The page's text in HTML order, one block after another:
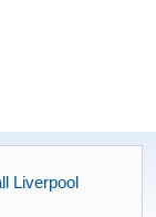
Liverpool